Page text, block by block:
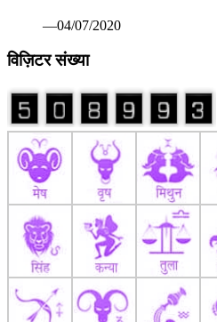
—04/07/2020
विज़िटर संख्या